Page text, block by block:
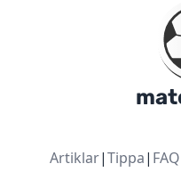
Artiklar|Tippa| FAQ